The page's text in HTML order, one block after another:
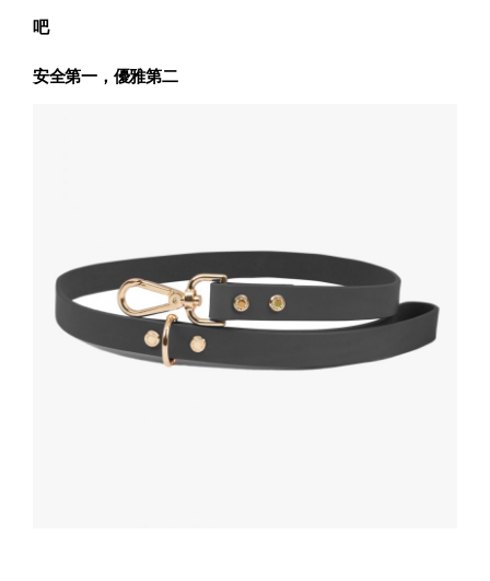
吧
安全第一，優雅第二